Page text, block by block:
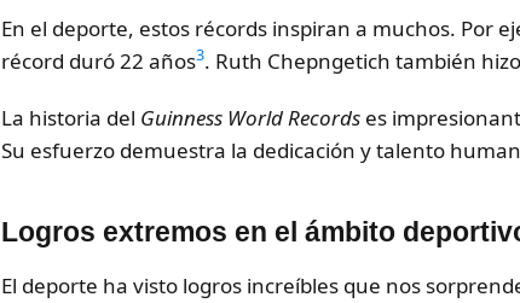
En el deporte, estos récords inspiran a muchos. Por
récord duró 22 años3. Ruth Chepngetich también
La historia del Guinness World Records es
Su esfuerzo demuestra la dedicación y talento
Logros extremos en el ámbito
El deporte ha visto logros increíbles que nos